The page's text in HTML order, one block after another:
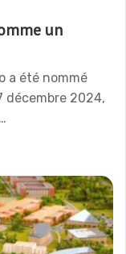
un
a été nommé
décembre 2024,